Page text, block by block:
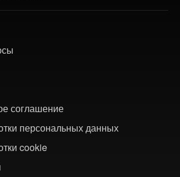
соглашение
персональных данных
cookie